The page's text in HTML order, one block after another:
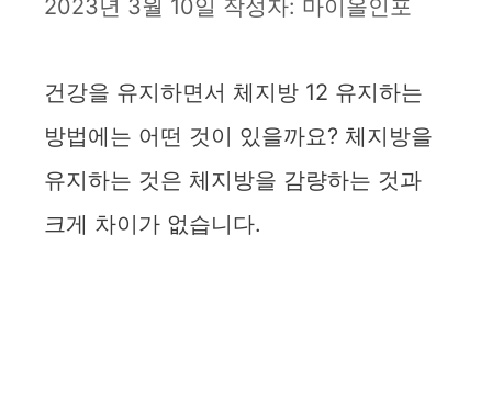
2023년 3월 10일 작성자: 마이올인포
건강을 유지하면서 체지방 12 유지하는
방법에는 어떤 것이 있을까요? 체지방을
유지하는 것은 체지방을 감량하는 것과
크게 차이가 없습니다.